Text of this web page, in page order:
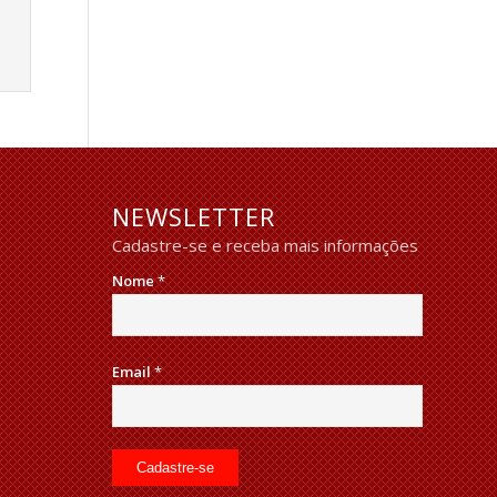
NEWSLETTER
Cadastre-se e receba mais informações
Nome*
Email*